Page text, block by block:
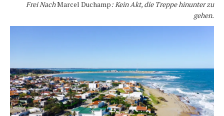
Frei NachMarcel Duchamp: Kein Akt, die Treppe hinunter zu
gehen.